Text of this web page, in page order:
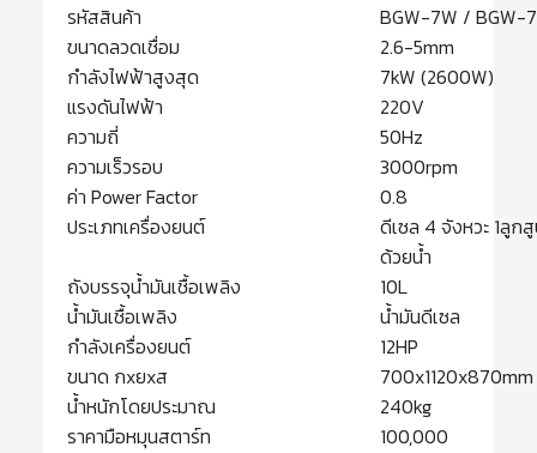
รหัสสินค้า
BGW-7W / BGW-
ขนาดลวดเชื่อม
2.6-5mm
กำลังไฟฟ้าสูงสุด
7kW (2600W)
แรงดันไฟฟ้า
220V
ความถี่
50Hz
ความเร็วรอบ
3000rpm
ค่า Power Factor
0.8
ประเภทเครื่องยนต์
ดีเซล 4 จังหวะ 1ลูก
ด้วยน้ำ
ถังบรรจุน้ำมันเชื้อเพลิง
10L
น้ำมันเชื้อเพลิง
น้ำมันดีเซล
กำลังเครื่องยนต์
12HP
ขนาด กxยxส
700x1120x870mm
น้ำหนักโดยประมาณ
240kg
ราคามือหมุนสตาร์ท
100,000